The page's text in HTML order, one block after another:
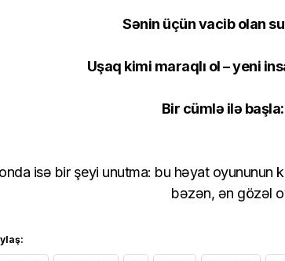
Sənin üçün vacib olan
Uşaq kimi maraqlı ol – yeni
Bir cümlə ilə
isə bir şeyi unutma: bu həyat oyununun
bəzən, ən gözəl